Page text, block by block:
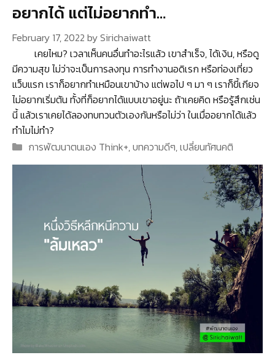
อยากได้ แต่ไม่อยากทำ…
February 17, 2022 bySirichaiwatt
เคยไหม? เวลาเห็นคนอื่นทำอะไรแล้ว เขาสำเร็จ, ได้เงิน, หรือดู
มีความสุข ไม่ว่าจะเป็นการลงทุน การทำงานอดิเรก หรือท่องเที่ยว
แว็บแรก เราก็อยากทำเหมือนเขาบ้าง แต่พอไป ๆ มา ๆ เราก็ขี้เกียจ
ไม่อยากเริ่มต้น ทั้งที่ก็อยากได้แบบเขาอยู่นะ ถ้าเคยคิด หรือรู้สึกเช่น
นี้ แล้วเราเคยได้ลองทบทวนตัวเองกันหรือไม่ว่า ในเมื่ออยากได้แล้ว
ทำไมไม่ทำ?
Categories
การพัฒนาตนเอง Think+,บทความดีๆ,เปลี่ยนทัศนคติ